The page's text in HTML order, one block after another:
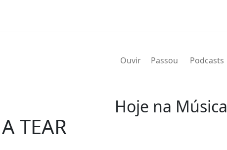
Ouvir Passou Podcasts
TEAR
Hoje na Música